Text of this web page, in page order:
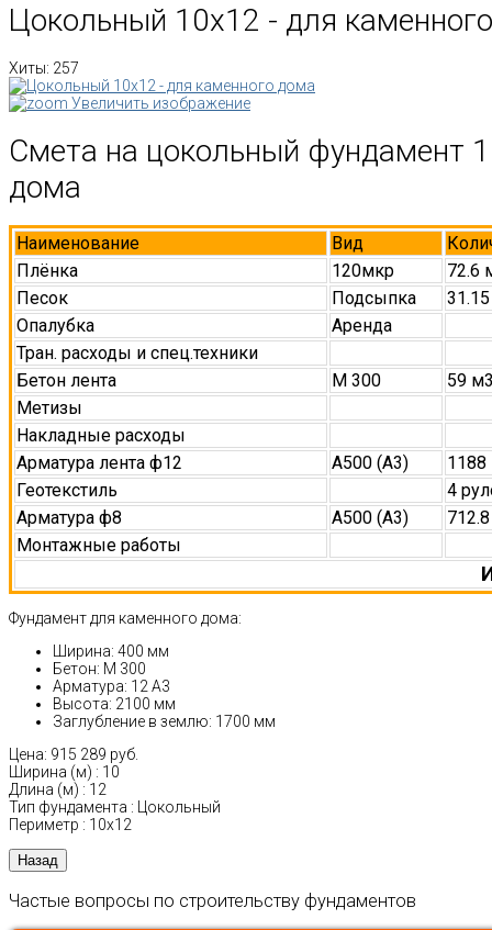
Цокольный 10х12 - для
Хиты: 257
Увеличить изображение
Смета на цокольный фундамент
дома
Наименование Вид
Плёнка
120мкр
72.6
Песок
Подсыпка
Опалубка
Аренда
Тран. расходы и спец.техники
Бетон лента
М 300
59
Метизы
Накладные расходы
Арматура лента ф12
А500 (А3)
Геотекстиль
4
Арматура ф8
А500 (А3)
Монтажные работы
Фундамент для каменного дома:
Ширина: 400 мм
Бетон: М 300
Арматура: 12 А3
Высота: 2100 мм
Заглубление в землю: 1700 мм
Цена: 915 289 руб.
Ширина (м) : 10
Длина (м) : 12
Тип фундамента : Цокольный
Периметр : 10х12
Частые вопросы по строительству фундаментов